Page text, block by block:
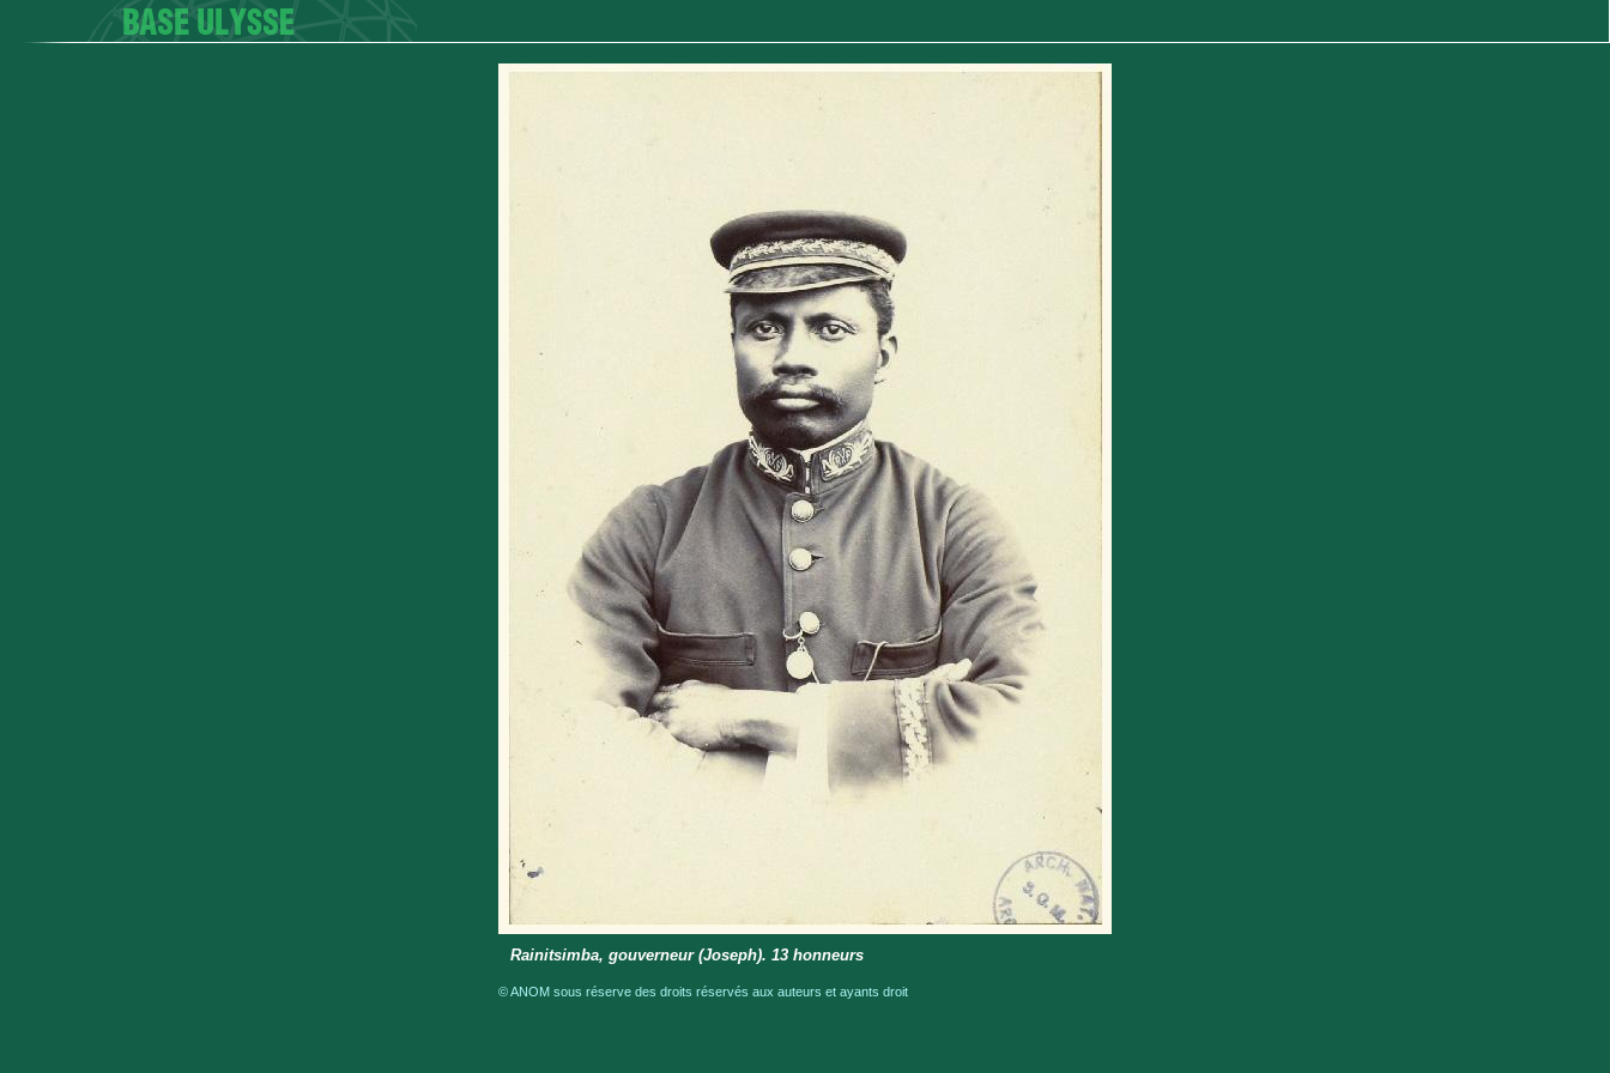
Rainitsimba, gouverneur (Joseph). 13 honneurs
© ANOM sous réserve des droits réservés aux auteurs et ayants droit